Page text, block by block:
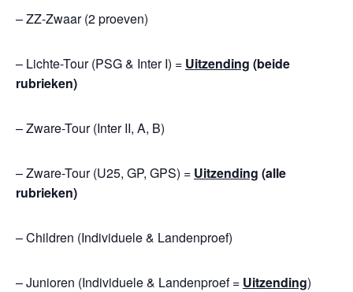
– ZZ-Zwaar (2 proeven)
– Lichte-Tour (PSG & Inter I) = Uitzending (beide
rubrieken)
– Zware-Tour (Inter II, A, B)
– Zware-Tour (U25, GP, GPS) = Uitzending (alle
rubrieken)
– Children (Individuele & Landenproef)
– Junioren (Individuele & Landenproef = Uitzending)